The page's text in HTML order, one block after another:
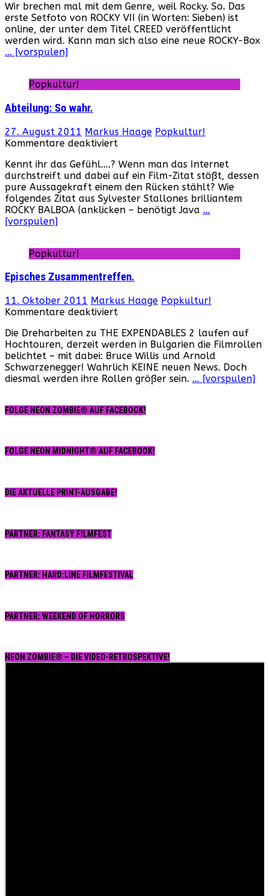
Bild
zu
„Creed“,
aka.
Wir brechen mal mit dem Genre, weil Rocky. So. Das
erste Setfoto von ROCKY VII (in Worten: Sieben) ist
online, der unter dem Titel CREED veröffentlicht
werden wird. Kann man sich also eine neue ROCKY-Box
… [vorspulen]
Popkultur!
Abteilung: So wahr.
27. August 2011 Markus Haage Popkultur!
Kommentare deaktiviert
So
wahr.
Kennt ihr das Gefühl….? Wenn man das Internet
durchstreift und dabei auf ein Film-Zitat stößt, dessen
pure Aussagekraft einem den Rücken stählt? Wie
folgendes Zitat aus Sylvester Stallones brilliantem
ROCKY BALBOA (anklicken – benötigt Java …
[vorspulen]
Popkultur!
Episches Zusammentreffen.
11. Oktober 2011 Markus Haage Popkultur!
Kommentare deaktiviertfür
Zusammentreffen.
Die Dreharbeiten zu THE EXPENDABLES 2 laufen auf
Hochtouren, derzeit werden in Bulgarien die Filmrollen
belichtet – mit dabei: Bruce Willis und Arnold
Schwarzenegger! Wahrlich KEINE neuen News. Doch
diesmal werden ihre Rollen größer sein. … [vorspulen]
FOLGE NEON ZOMBIE® AUF FACEBOOK!
FOLGE NEON MIDNIGHT® AUF FACEBOOK!
DIE AKTUELLE PRINT-AUSGABE!
PARTNER: FANTASY FILMFEST
PARTNER: HARD:LINE FILMFESTIVAL
PARTNER: WEEKEND OF HORRORS
NEON ZOMBIE® – DIE VIDEO-RETROSPEKTIVE!